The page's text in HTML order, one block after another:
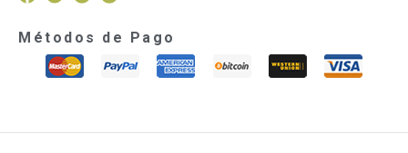
Métodos de Pago